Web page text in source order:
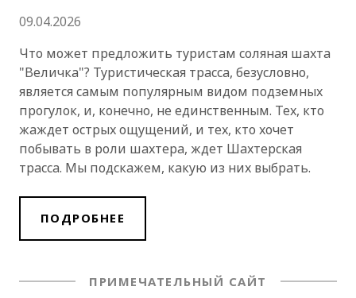
Добавлено
09.04.2026
Что может предложить туристам соляная шахта
"Величка"? Туристическая трасса, безусловно,
является самым популярным видом подземных
прогулок, и, конечно, не единственным. Тех, кто
жаждет острых ощущений, и тех, кто хочет
побывать в роли шахтера, ждет Шахтерская
трасса. Мы подскажем, какую из них выбрать.
ПОДРОБНЕЕ
ПРИМЕЧАТЕЛЬНЫЙ САЙТ